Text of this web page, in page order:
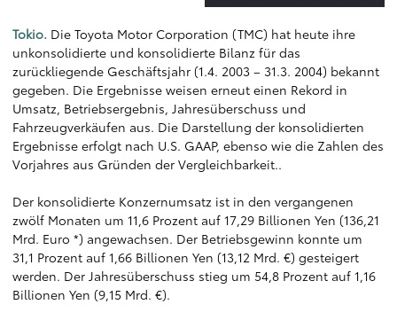
Tokio. Die Toyota Motor Corporation (TMC) hat heute ihre
unkonsolidierte und konsolidierte Bilanz für das
zurückliegende Geschäftsjahr (1.4. 2003 – 31.3. 2004) bekannt
gegeben. Die Ergebnisse weisen erneut einen Rekord in
Umsatz, Betriebsergebnis, Jahresüberschuss und
Fahrzeugverkäufen aus. Die Darstellung der konsolidierten
Ergebnisse erfolgt nach U.S. GAAP, ebenso wie die Zahlen des
Vorjahres aus Gründen der Vergleichbarkeit..
Der konsolidierte Konzernumsatz ist in den vergangenen
zwölf Monaten um 11,6 Prozent auf 17,29 Billionen Yen (136,21
Mrd. Euro *) angewachsen. Der Betriebsgewinn konnte um
31,1 Prozent auf 1,66 Billionen Yen (13,12 Mrd. €) gesteigert
werden. Der Jahresüberschuss stieg um 54,8 Prozent auf 1,16
Billionen Yen (9,15 Mrd. €).